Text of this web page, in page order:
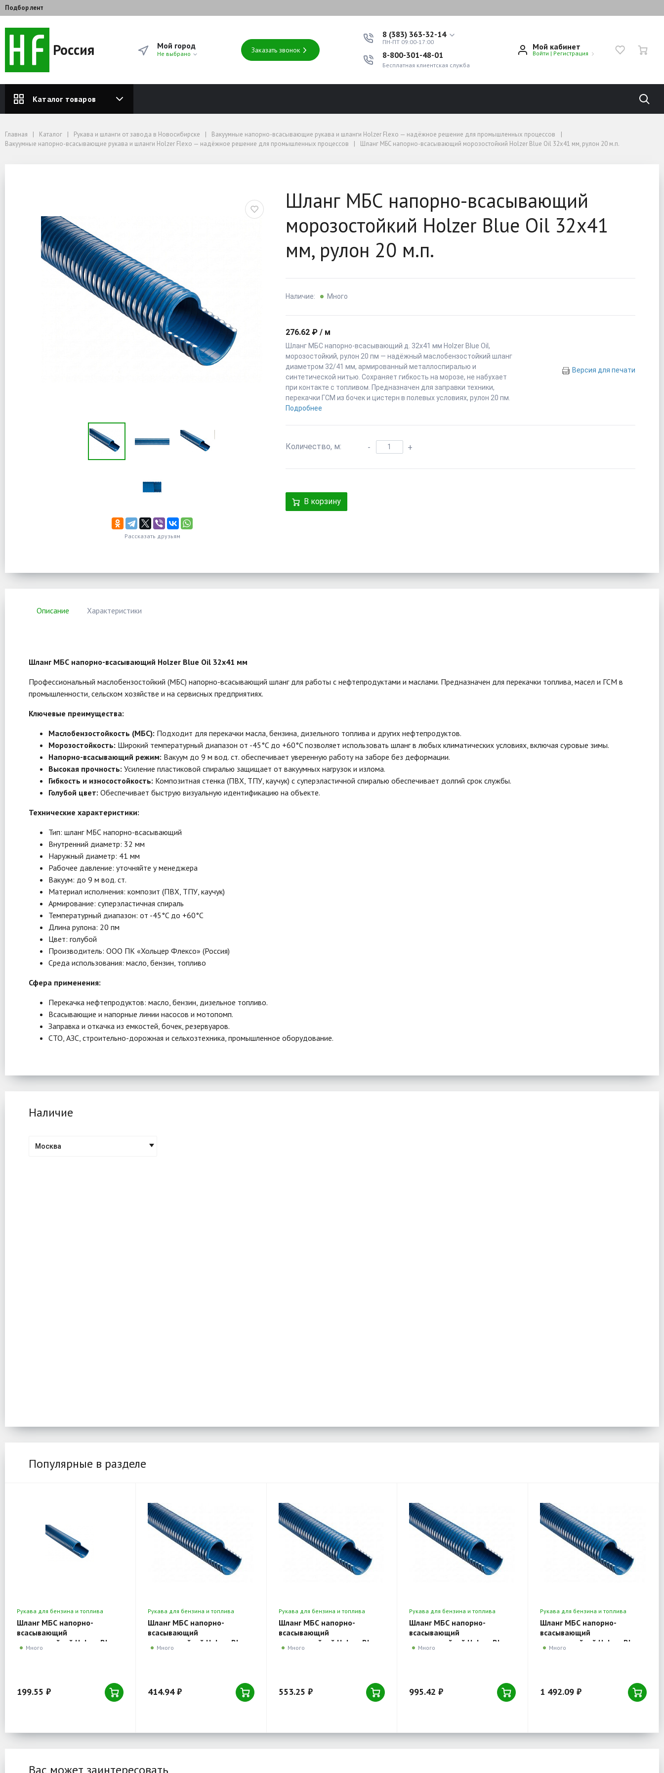
Подбор лент
Россия Мой город
Не выбрано Заказать звонок
8 (383) 363-32-14
ПН-ПТ 09:00-17:00
8-800-301-48-01
Бесплатная клиентская служба
Мой кабинет
Войти | Регистрация
Каталог товаров
Главная
Каталог
Вакуумные напорно-всасывающие рукава и шланги Holzer Flexo — надёжное решение для промышленных процессов
Вакуумные напорно-всасывающие рукава и шланги Holzer Flexo — надёжное решение для промышленных процессов
Шланг МБС напорно-всасывающий морозостойкий Holzer Blue Oil 32x41 мм, рулон 20 м.п.
Главная Каталог Рукава и шланги от завода в Новосибирске
Вакуумные напорно-всасывающие рукава и шланги Holzer Flexo — надёжное решение для промышленных процессов
Вакуумные напорно-всасывающие рукава и шланги Holzer Flexo — надёжное решение для промышленных процессов
Шланг МБС напорно-всасывающий морозостойкий Holzer Blue Oil 32x41 мм, рулон 20 м.п.
Рассказать друзьям
Шланг МБС напорно-всасывающий
морозостойкий Holzer Blue Oil 32x41
мм, рулон 20 м.п.
Наличие: Много
276.62 ₽ / м
Шланг МБС напорно-всасывающий д. 32x41 мм Holzer Blue Oil,
морозостойкий, рулон 20 пм — надёжный маслобензостойкий шланг
диаметром 32/41 мм, армированный металлоспиралью и
синтетической нитью. Сохраняет гибкость на морозе, не набухает
при контакте с топливом. Предназначен для заправки техники,
перекачки ГСМ из бочек и цистерн в полевых условиях, рулон 20 пм.
Подробнее
Версия для печати
Количество, м: - +
В корзину
Описание Характеристики
Шланг МБС напорно-всасывающий Holzer Blue Oil 32x41 мм
Профессиональный маслобензостойкий (МБС) напорно-всасывающий шланг для работы с нефтепродуктами и маслами. Предназначен для перекачки топлива, масел и ГСМ в
промышленности, сельском хозяйстве и на сервисных предприятиях.
Ключевые преимущества:
Маслобензостойкость (МБС): Подходит для перекачки масла, бензина, дизельного топлива и других нефтепродуктов.
Морозостойкость: Широкий температурный диапазон от -45°C до +60°C позволяет использовать шланг в любых климатических условиях, включая суровые зимы.
Напорно-всасывающий режим: Вакуум до 9 м вод. ст. обеспечивает уверенную работу на заборе без деформации.
Высокая прочность: Усиление пластиковой спиралью защищает от вакуумных нагрузок и излома.
Гибкость и износостойкость: Композитная стенка (ПВХ, ТПУ, каучук) с суперэластичной спиралью обеспечивает долгий срок службы.
Голубой цвет: Обеспечивает быструю визуальную идентификацию на объекте.
Технические характеристики:
Тип: шланг МБС напорно-всасывающий
Внутренний диаметр: 32 мм
Наружный диаметр: 41 мм
Рабочее давление: уточняйте у менеджера
Вакуум: до 9 м вод. ст.
Материал исполнения: композит (ПВХ, ТПУ, каучук)
Армирование: суперэластичная спираль
Температурный диапазон: от -45°C до +60°C
Длина рулона: 20 пм
Цвет: голубой
Производитель: ООО ПК «Хольцер Флексо» (Россия)
Среда использования: масло, бензин, топливо
Сфера применения:
Перекачка нефтепродуктов: масло, бензин, дизельное топливо.
Всасывающие и напорные линии насосов и мотопомп.
Заправка и откачка из емкостей, бочек, резервуаров.
СТО, АЗС, строительно-дорожная и сельхозтехника, промышленное оборудование.
Наличие
Москва
Популярные в разделе
Рукава для бензина и топлива
напорно-всасывающие
Шланг МБС напорно-
всасывающий
морозостойкий Holzer Blue
Oil 25x33 мм, рулон 20 м.п.
Много
199.55 ₽
Рукава для бензина и топлива
напорно-всасывающие
Шланг МБС напорно-
всасывающий
морозостойкий Holzer Blue
Oil 40x49 мм, рулон 20 м.п.
Много
414.94 ₽
Рукава для бензина и топлива
напорно-всасывающие
Шланг МБС напорно-
всасывающий
морозостойкий Holzer Blue
Oil 50x60 мм, рулон 20 м.п.
Много
553.25 ₽
Рукава для бензина и топлива
напорно-всасывающие
Шланг МБС напорно-
всасывающий
морозостойкий Holzer Blue
Oil 76x88 мм, рулон 20 м.п.
Много
995.42 ₽
Рукава для бензина и топлива
напорно-всасывающие
Шланг МБС напорно-
всасывающий
морозостойкий Holzer Blue
Oil 102x114 мм, рулон 20
Много
1 492.09 ₽
Вас может заинтересовать